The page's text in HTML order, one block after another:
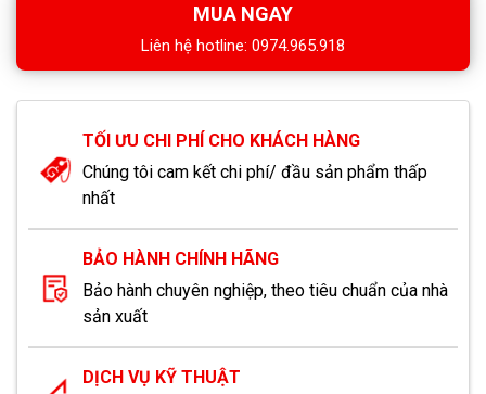
MUA NGAY
Liên hệ hotline: 0974.965.918
TỐI ƯU CHI PHÍ CHO KHÁCH HÀNG
Chúng tôi cam kết chi phí/ đầu sản phẩm thấp
nhất
BẢO HÀNH CHÍNH HÃNG
Bảo hành chuyên nghiệp, theo tiêu chuẩn của nhà
sản xuất
DỊCH VỤ KỸ THUẬT